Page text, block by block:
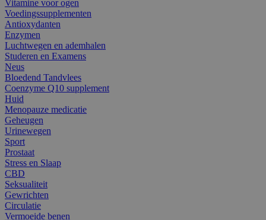
Vitamine voor ogen
Voedingssupplementen
Antioxydanten
Enzymen
Luchtwegen en ademhalen
Studeren en Examens
Neus
Bloedend Tandvlees
Coenzyme Q10 supplement
Huid
Menopauze medicatie
Geheugen
Urinewegen
Sport
Prostaat
Stress en Slaap
CBD
Seksualiteit
Gewrichten
Circulatie
Vermoeide benen